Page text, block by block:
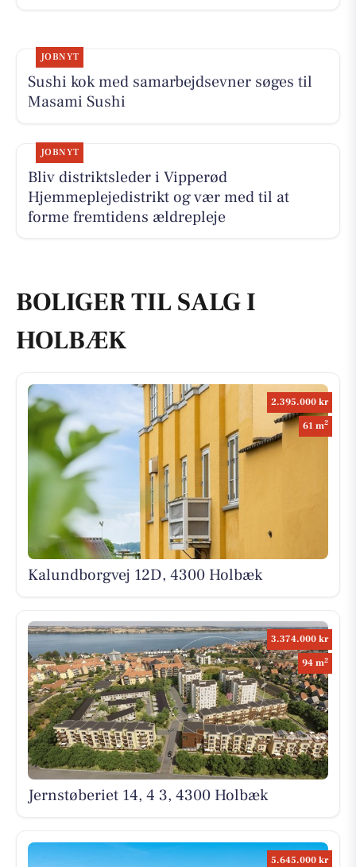
JOBNYT
Sushi kok med samarbejdsevner søges til
Masami Sushi
JOBNYT
Bliv distriktsleder i Vipperød
Hjemmeplejedistrikt og vær med til at
forme fremtidens ældrepleje
BOLIGER TIL SALG I
HOLBÆK
2.395.000 kr
61 m2
Kalundborgvej 12D, 4300 Holbæk
3.374.000 kr
94 m2
Jernstøberiet 14, 4 3, 4300 Holbæk
5.645.000 kr